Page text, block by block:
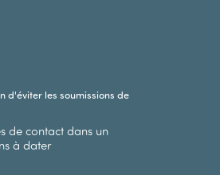
d'éviter les soumissions de
de contact dans un
à dater